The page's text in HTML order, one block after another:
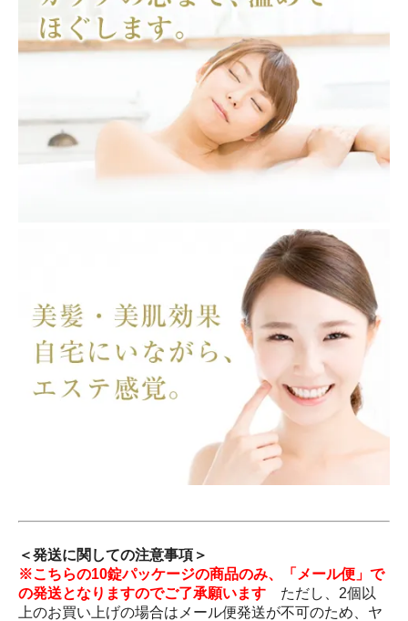
＜発送に関しての注意事項＞
※こちらの10錠パッケージの商品のみ、「メール便」で
の発送となりますのでご了承願います ただし、2個以
上のお買い上げの場合はメール便発送が不可のため、ヤ